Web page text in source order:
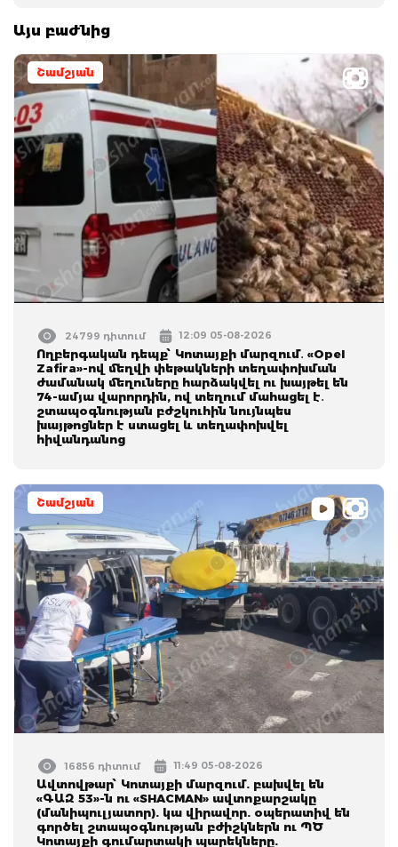
Այս բաժնից
Շամշյան
24799 դիտում 12:09 05-08-2026
Ողբերգական դեպք՝ Կոտայքի մարզում․ «Opel
Zafira»-ով մեղվի փեթակների տեղափոխման
ժամանակ մեղուները հարձակվել ու խայթել են
74-ամյա վարորդին, ով տեղում մահացել է․
շտապօգնության բժշկուհին նույնպես
խայթոցներ է ստացել և տեղափոխվել
հիվանդանոց
Շամշյան
16856 դիտում 11:49 05-08-2026
Ավտովթար՝ Կոտայքի մարզում. բախվել են
«ԳԱԶ 53»-ն ու «SHACMAN» ավտոքարշակը
(մանիպուլյատոր). կա վիրավոր. օպերատիվ են
գործել շտապօգնության բժիշկներն ու ՊԾ
Կոտայքի գումարտակի պարեկները.